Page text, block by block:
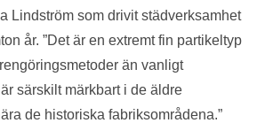
Lindström som drivit städverksamhet
år. ”Det är en extremt fin partikeltyp
än vanligt
särskilt märkbart i de äldre
de historiska fabriksområdena.”